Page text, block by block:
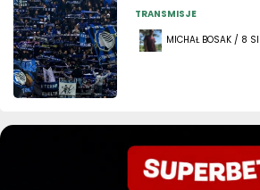
TRANSMISJE
MICHAŁ BOSAK / 8